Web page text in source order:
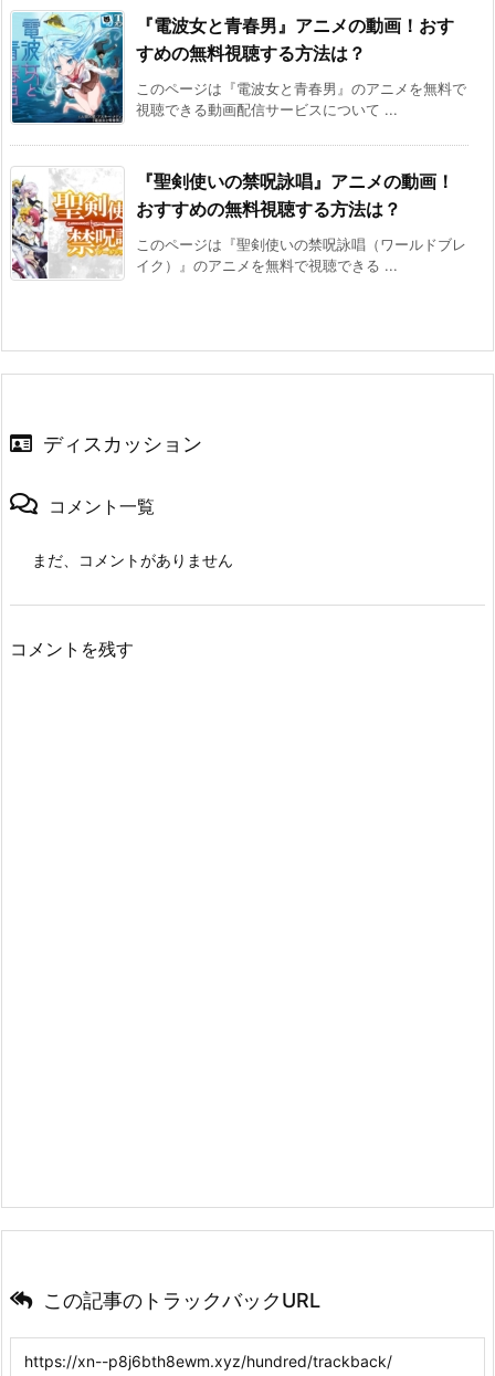
『電波女と青春男』アニメの動画！おす
すめの無料視聴する方法は？
このページは『電波女と青春男』のアニメを無料で
視聴できる動画配信サービスについて ...
『聖剣使いの禁呪詠唱』アニメの動画！
おすすめの無料視聴する方法は？
このページは『聖剣使いの禁呪詠唱（ワールドブレ
イク）』のアニメを無料で視聴できる ...
ディスカッション
コメント一覧
まだ、コメントがありません
コメントを残す
この記事のトラックバックURL